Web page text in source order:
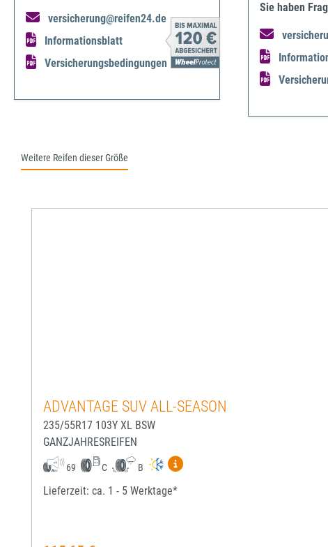
versicherung@reifen24.de
Informationsblatt
Versicherungsbedingungen
Sie haben
Weitere Reifen dieser Größe
ADVANTAGE SUV ALL-SEASON
235/55R17 103Y XL BSW
GANZJAHRESREIFEN
69 C B
Mehr Informationen zum EU-
Lieferzeit: ca. 1 - 5 Werktage*